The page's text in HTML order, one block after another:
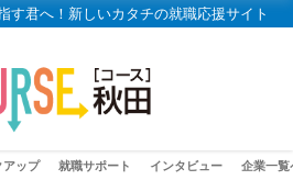
す君へ！新しいカタチの就職応援サイト
アップ 就職サポート インタビュー 企業一覧